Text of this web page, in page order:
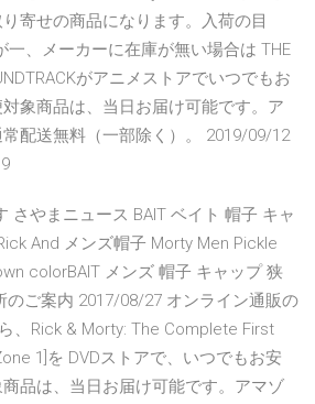
り寄せの商品になります。入荷の目
、メーカーに在庫が無い場合は THE
がアニメストアでいつでもお
象商品は、当日お届け可能です。ア
配送無料（一部除く）。 2019/09/12
さやまニュース BAIT ベイト 帽子 キャ
And メンズ帽子 Morty Men Pickle
colorBAIT メンズ 帽子 キャップ 狭
のご案内 2017/08/27 オンライン通販の
、Rick & Morty: The Complete First
1]を DVDストアで、いつでもお安
品は、当日お届け可能です。アマゾ